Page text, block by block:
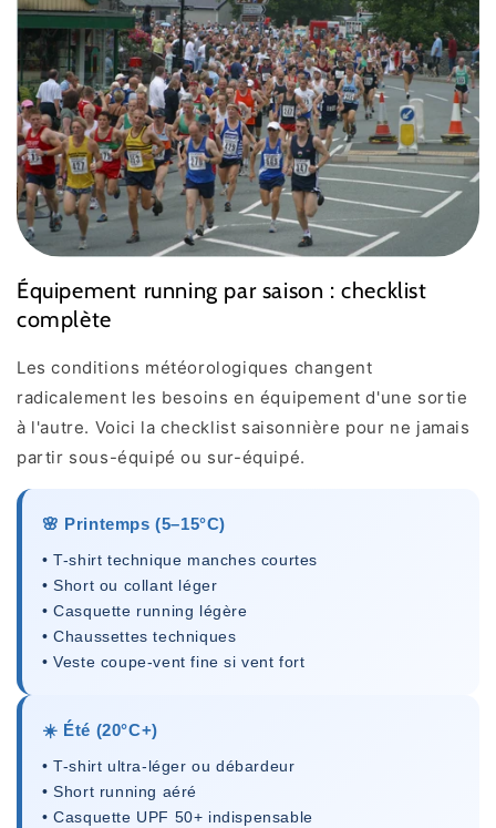
Équipement running par saison : checklist
complète
Les conditions météorologiques changent
radicalement les besoins en équipement d'une sortie
à l'autre. Voici la checklist saisonnière pour ne jamais
partir sous-équipé ou sur-équipé.
🌸 Printemps (5–15°C)
• T-shirt technique manches courtes
• Short ou collant léger
• Casquette running légère
• Chaussettes techniques
• Veste coupe-vent fine si vent fort
☀️ Été (20°C+)
• T-shirt ultra-léger ou débardeur
• Short running aéré
• Casquette UPF 50+ indispensable